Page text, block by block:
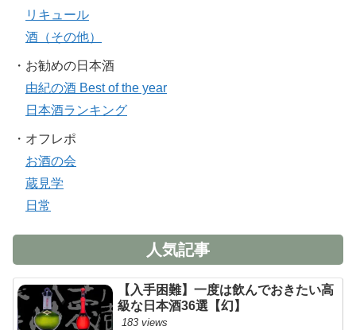
リキュール
酒（その他）
・お勧めの日本酒
由紀の酒 Best of the year
日本酒ランキング
・オフレポ
お酒の会
蔵見学
日常
人気記事
【入手困難】一度は飲んでおきたい高
級な日本酒36選【幻】
183 views